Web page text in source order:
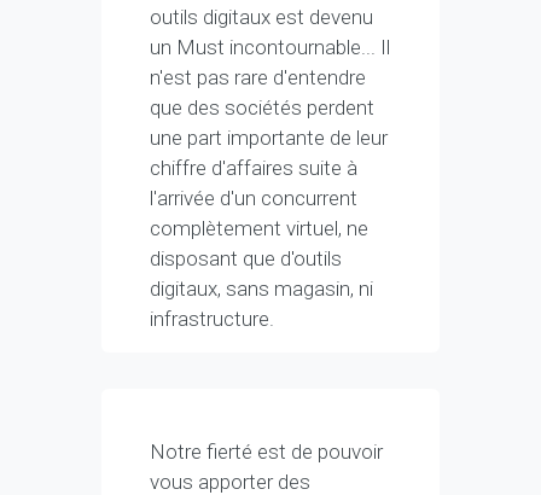
outils digitaux est devenu
un Must incontournable... Il
n'est pas rare d'entendre
que des sociétés perdent
une part importante de leur
chiffre d'affaires suite à
l'arrivée d'un concurrent
complètement virtuel, ne
disposant que d'outils
digitaux, sans magasin, ni
infrastructure.
Notre fierté est de pouvoir
vous apporter des